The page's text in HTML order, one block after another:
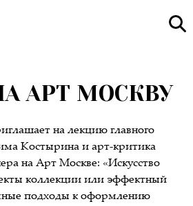
АРТ МОСКВУ
на лекцию главного
Костырина и арт-критика
на Арт Москве: «Искусство
коллекции или эффектный
подходы к оформлению